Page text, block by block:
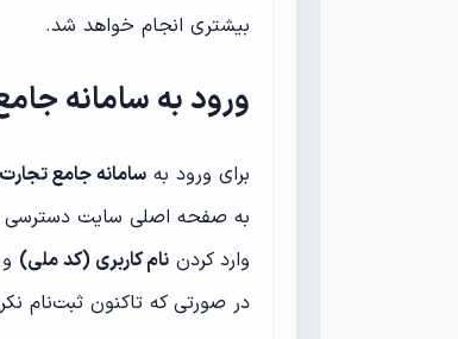
بیشتری انجام خواهد شد.
ورود به سامانه
برای ورود به سامانه جامع
به صفحه اصلی سایت دسترسی
وارد کردن نام کاربری (کد ملی) و
در صورتی که تاکنون ثبت‌نام